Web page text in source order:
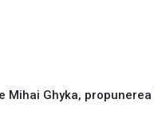
Mihai Ghyka,